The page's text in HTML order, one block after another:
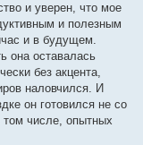
и уверен, что мое
и полезным
и в будущем.
она оставалась
без акцента,
наловчился. И
он готовился не со
том числе, опытных